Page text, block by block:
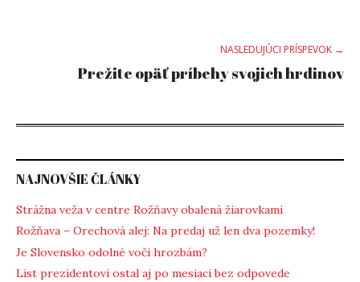
NASLEDUJÚCI PRÍSPEVOK →
Prežite opäť príbehy svojich hrdinov
NAJNOVŠIE ČLÁNKY
Strážna veža v centre Rožňavy obalená žiarovkami
Rožňava – Orechová alej: Na predaj už len dva pozemky!
Je Slovensko odolné voči hrozbám?
List prezidentovi ostal aj po mesiaci bez odpovede